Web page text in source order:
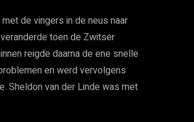
de vingers in de neus naar
toen de Zwitser
reigde daarna de ene snelle
en werd vervolgens
Sheldon van der Linde was met